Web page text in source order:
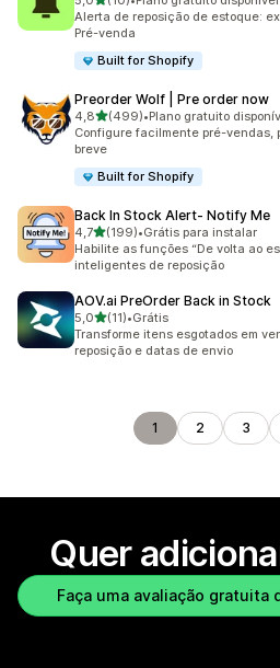
10 avaliações ao todo
Alerta de reposição de estoque:
Pré-venda
Built for Shopify
Preorder Wolf | Pre order now
4,8de 5 estrelas
(499)
499 avaliações ao todo
•Plano gratuito
Configure facilmente pré-vendas,
breve
Built for Shopify
Back In Stock Alert‑ Notify Me
4,7de 5 estrelas
(199)
199 avaliações ao todo
•Grátis para instalar
Habilite as funções “De volta ao
inteligentes de reposição
AOV.ai PreOrder Back in Stock
5,0de 5 estrelas
(11)
11 avaliações ao todo
•Grátis
Transforme itens esgotados em
reposição e datas de envio
1 2 3
Quer
Faça uma avaliação gratuita